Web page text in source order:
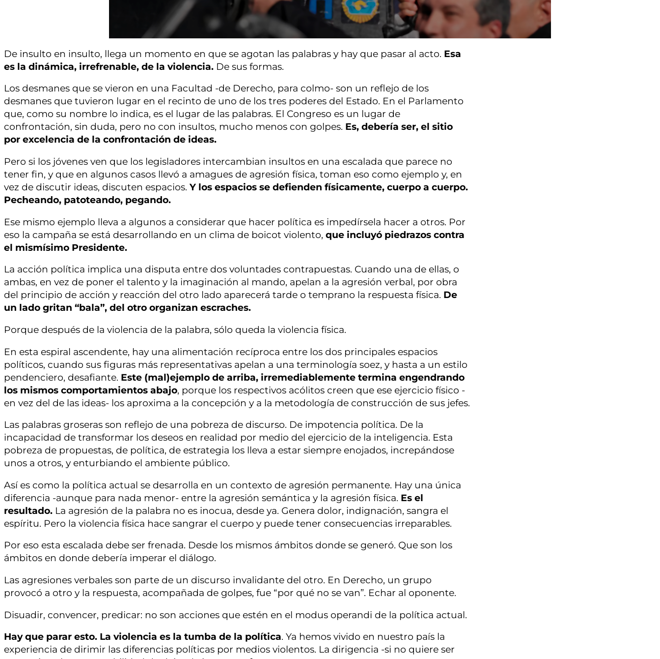
De insulto en insulto, llega un momento en que se agotan las palabras y hay que pasar al acto. Esa
es la dinámica, irrefrenable, de la violencia. De sus formas.
Los desmanes que se vieron en una Facultad -de Derecho, para colmo- son un reflejo de los
desmanes que tuvieron lugar en el recinto de uno de los tres poderes del Estado. En el Parlamento
que, como su nombre lo indica, es el lugar de las palabras. El Congreso es un lugar de
confrontación, sin duda, pero no con insultos, mucho menos con golpes. Es, debería ser, el sitio
por excelencia de la confrontación de ideas.
Pero si los jóvenes ven que los legisladores intercambian insultos en una escalada que parece no
tener fin, y que en algunos casos llevó a amagues de agresión física, toman eso como ejemplo y, en
vez de discutir ideas, discuten espacios. Y los espacios se defienden físicamente, cuerpo a cuerpo.
Pecheando, patoteando, pegando.
Ese mismo ejemplo lleva a algunos a considerar que hacer política es impedírsela hacer a otros. Por
eso la campaña se está desarrollando en un clima de boicot violento, que incluyó piedrazos contra
el mismísimo Presidente.
La acción política implica una disputa entre dos voluntades contrapuestas. Cuando una de ellas, o
ambas, en vez de poner el talento y la imaginación al mando, apelan a la agresión verbal, por obra
del principio de acción y reacción del otro lado aparecerá tarde o temprano la respuesta física. De
un lado gritan “bala”, del otro organizan escraches.
Porque después de la violencia de la palabra, sólo queda la violencia física.
En esta espiral ascendente, hay una alimentación recíproca entre los dos principales espacios
políticos, cuando sus figuras más representativas apelan a una terminología soez, y hasta a un estilo
pendenciero, desafiante. Este (mal)ejemplo de arriba, irremediablemente termina engendrando
los mismos comportamientos abajo, porque los respectivos acólitos creen que ese ejercicio físico -
en vez del de las ideas- los aproxima a la concepción y a la metodología de construcción de sus jefes.
Las palabras groseras son reflejo de una pobreza de discurso. De impotencia política. De la
incapacidad de transformar los deseos en realidad por medio del ejercicio de la inteligencia. Esta
pobreza de propuestas, de política, de estrategia los lleva a estar siempre enojados, increpándose
unos a otros, y enturbiando el ambiente público.
Así es como la política actual se desarrolla en un contexto de agresión permanente. Hay una única
diferencia -aunque para nada menor- entre la agresión semántica y la agresión física. Es el
resultado. La agresión de la palabra no es inocua, desde ya. Genera dolor, indignación, sangra el
espíritu. Pero la violencia física hace sangrar el cuerpo y puede tener consecuencias irreparables.
Por eso esta escalada debe ser frenada. Desde los mismos ámbitos donde se generó. Que son los
ámbitos en donde debería imperar el diálogo.
Las agresiones verbales son parte de un discurso invalidante del otro. En Derecho, un grupo
provocó a otro y la respuesta, acompañada de golpes, fue “por qué no se van”. Echar al oponente.
Disuadir, convencer, predicar: no son acciones que estén en el modus operandi de la política actual.
Hay que parar esto. La violencia es la tumba de la política. Ya hemos vivido en nuestro país la
experiencia de dirimir las diferencias políticas por medios violentos. La dirigencia -si no quiere ser